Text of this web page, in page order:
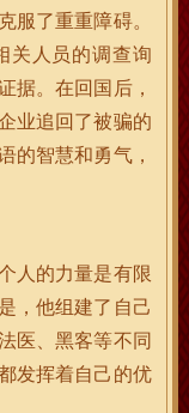
服了重重障碍。
关人员的调查询
据。在回国后，
业追回了被骗的
的智慧和勇气，
人的力量是有限
，他组建了自己
医、黑客等不同
发挥着自己的优